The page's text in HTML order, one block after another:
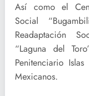
Así como el
Social
Readaptación
“Laguna del
Penitenciario
Mexicanos.